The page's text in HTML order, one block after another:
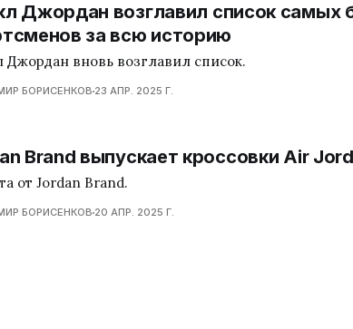
Джордан возглавил список самых
за всю историю
Джордан вновь возглавил список.
БОРИСЕНКОВ 23 АПР. 2025 Г.
Brand выпускает кроссовки Air
от Jordan Brand.
БОРИСЕНКОВ 20 АПР. 2025 Г.